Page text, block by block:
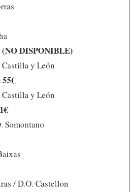
DISPONIBLE)
y León
y León
Somontano
/ D.O. Castellon